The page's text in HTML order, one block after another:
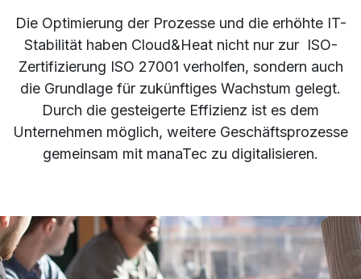
Die Optimierung der Prozesse und die erhöhte IT-
Stabilität haben Cloud&Heat nicht nur zur ISO-
Zertifizierung ISO 27001 verholfen, sondern auch
die Grundlage für zukünftiges Wachstum gelegt.
Durch die gesteigerte Effizienz ist es dem
Unternehmen möglich, weitere Geschäftsprozesse
gemeinsam mit manaTec zu digitalisieren.